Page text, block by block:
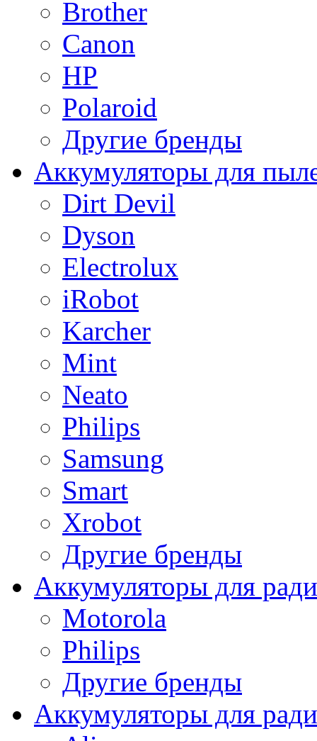
Brother
Canon
HP
Polaroid
Другие бренды
Аккумуляторы для
Dirt Devil
Dyson
Electrolux
iRobot
Karcher
Mint
Neato
Philips
Samsung
Smart
Xrobot
Другие бренды
Аккумуляторы для
Motorola
Philips
Другие бренды
Аккумуляторы для